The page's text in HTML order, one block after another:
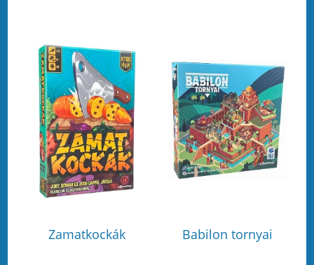
Zamatkockák Babilon tornyai